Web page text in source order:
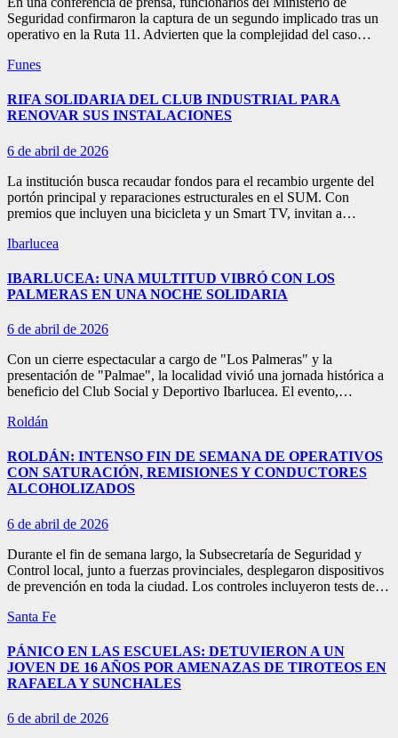
Seguridad confirmaron la captura de un segundo implicado tras un
operativo en la Ruta 11. Advierten que la complejidad del caso…
Funes
RIFA SOLIDARIA DEL CLUB INDUSTRIAL PARA
RENOVAR SUS INSTALACIONES
6 de abril de 2026
La institución busca recaudar fondos para el recambio urgente del
portón principal y reparaciones estructurales en el SUM. Con
premios que incluyen una bicicleta y un Smart TV, invitan a…
Ibarlucea
IBARLUCEA: UNA MULTITUD VIBRÓ CON LOS
PALMERAS EN UNA NOCHE SOLIDARIA
6 de abril de 2026
Con un cierre espectacular a cargo de "Los Palmeras" y la
presentación de "Palmae", la localidad vivió una jornada histórica a
beneficio del Club Social y Deportivo Ibarlucea. El evento,…
Roldán
ROLDÁN: INTENSO FIN DE SEMANA DE OPERATIVOS
CON SATURACIÓN, REMISIONES Y CONDUCTORES
ALCOHOLIZADOS
6 de abril de 2026
Durante el fin de semana largo, la Subsecretaría de Seguridad y
Control local, junto a fuerzas provinciales, desplegaron dispositivos
de prevención en toda la ciudad. Los controles incluyeron tests de…
Santa Fe
PÁNICO EN LAS ESCUELAS: DETUVIERON A UN
JOVEN DE 16 AÑOS POR AMENAZAS DE TIROTEOS EN
RAFAELA Y SUNCHALES
6 de abril de 2026